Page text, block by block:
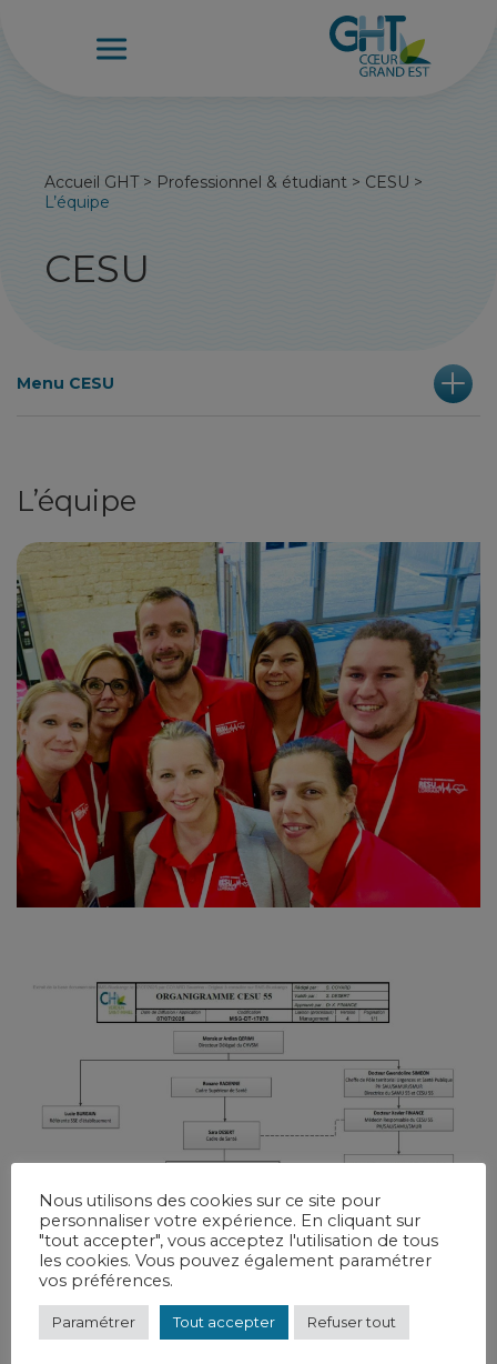
Accueil GHT> Professionnel & étudiant > CESU >
L’équipe
CESU
Menu CESU
L’équipe
Nous utilisons des cookies sur ce site pour
personnaliser votre expérience. En cliquant sur
"tout accepter", vous acceptez l'utilisation de tous
les cookies. Vous pouvez également paramétrer
vos préférences.
Paramétrer Tout accepter Refuser tout